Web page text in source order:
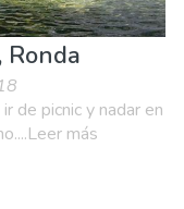
Ronda
de picnic y nadar en
más